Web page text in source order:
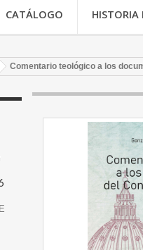
CATÁLOGO HISTORIA
Comentario teológico a los